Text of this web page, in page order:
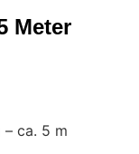
Meter
ca. 5 m